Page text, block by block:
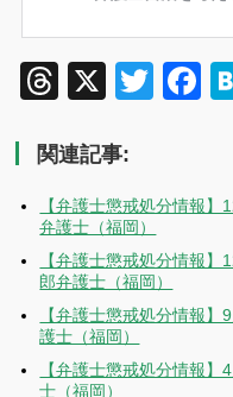
Threads
X
関連記事:
【弁護士懲戒処分情報
弁護士（福岡）
【弁護士懲戒処分情報
郎弁護士（福岡）
【弁護士懲戒処分情報
護士（福岡）
【弁護士懲戒処分情報
士（福岡）